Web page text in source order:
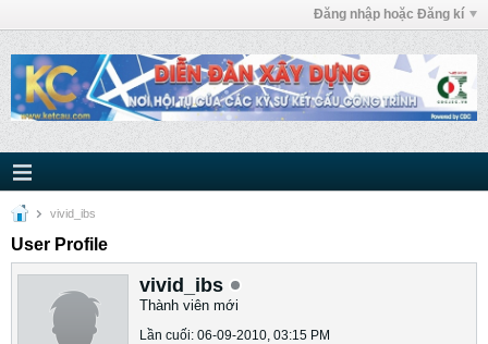
Đăng nhập hoặc Đăng kí
vivid_ibs
User Profile
vivid_ibs
Thành viên mới
Lần cuối: 06-09-2010, 03:15 PM